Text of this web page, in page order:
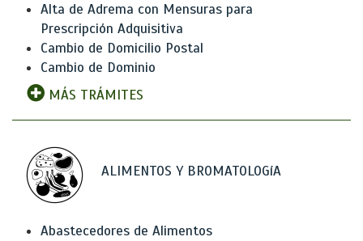
Alta de Adrema con Mensuras para
Prescripción Adquisitiva
Cambio de Domicilio Postal
Cambio de Dominio
MÁS TRÁMITES
ALIMENTOS Y BROMATOLOGíA
Abastecedores de Alimentos